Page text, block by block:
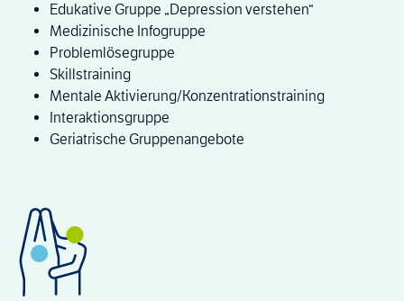
Edukative Gruppe „Depression verstehen“
Medizinische Infogruppe
Problemlösegruppe
Skillstraining
Mentale Aktivierung/Konzentrationstraining
Interaktionsgruppe
Geriatrische Gruppenangebote